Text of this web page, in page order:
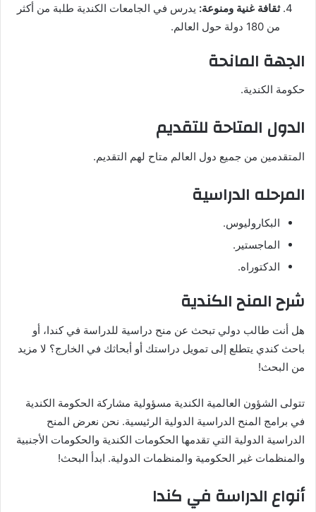
ثقافة غنية ومنوعة: يدرس في الجامعات الكندية طلبة من أكثر
من 180 دولة حول العالم.
الجهة المانحة
حكومة الكندية.
الدول المتاحة للتقديم
المتقدمين من جميع دول العالم متاح لهم التقديم.
المرحله الدراسية
البكاروليوس.
الماجستير.
الدكتوراه.
شرح المنح الكندية
هل أنت طالب دولي تبحث عن منح دراسية للدراسة في كندا، أو
باحث كندي يتطلع إلى تمويل دراستك أو أبحاثك في الخارج؟ لا مزيد
من البحث!
تتولى الشؤون العالمية الكندية مسؤولية مشاركة الحكومة الكندية
في برامج المنح الدراسية الدولية الرئيسية. نحن نعرض المنح
الدراسية الدولية التي تقدمها الحكومات الكندية والحكومات الأجنبية
والمنظمات غير الحكومية والمنظمات الدولية. ابدأ البحث!
أنواع الدراسة في كندا